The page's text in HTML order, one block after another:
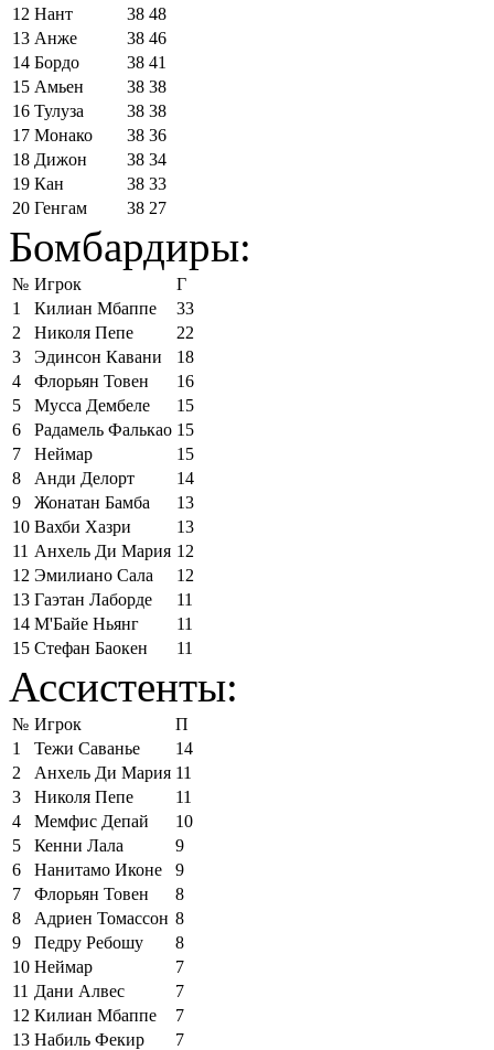
12 Нант 38 48
13 Анже 38 46
14 Бордо 38 41
15 Амьен 38 38
16 Тулуза 38 38
17 Монако 38 36
18 Дижон 38 34
19 Кан 38 33
20 Генгам 38 27
Бомбардиры:
№ Игрок
Г
1
Килиан Мбаппе
33
2
Николя Пепе
22
3
Эдинсон Кавани
18
4
Флорьян Товен
16
5
Мусса Дембеле
15
6
Радамель Фалькао 15
7
Неймар
15
8
Анди Делорт
14
9
Жонатан Бамба
13
10 Вахби Хазри
13
11 Анхель Ди Мария 12
12 Эмилиано Сала
12
13 Гаэтан Лаборде
11
14 М'Байе Ньянг
11
15 Стефан Баокен 11
Ассистенты:
№ Игрок
П
1
Тежи Саванье
14
2
Анхель Ди Мария 11
3
Николя Пепе
11
4
Мемфис Депай
10
5
Кенни Лала
9
6
Нанитамо Иконе
9
7
Флорьян Товен
8
8
Адриен Томассон 8
9
Педру Ребошу
8
10 Неймар
7
11 Дани Алвес
7
12 Килиан Мбаппе
7
13 Набиль Фекир
7